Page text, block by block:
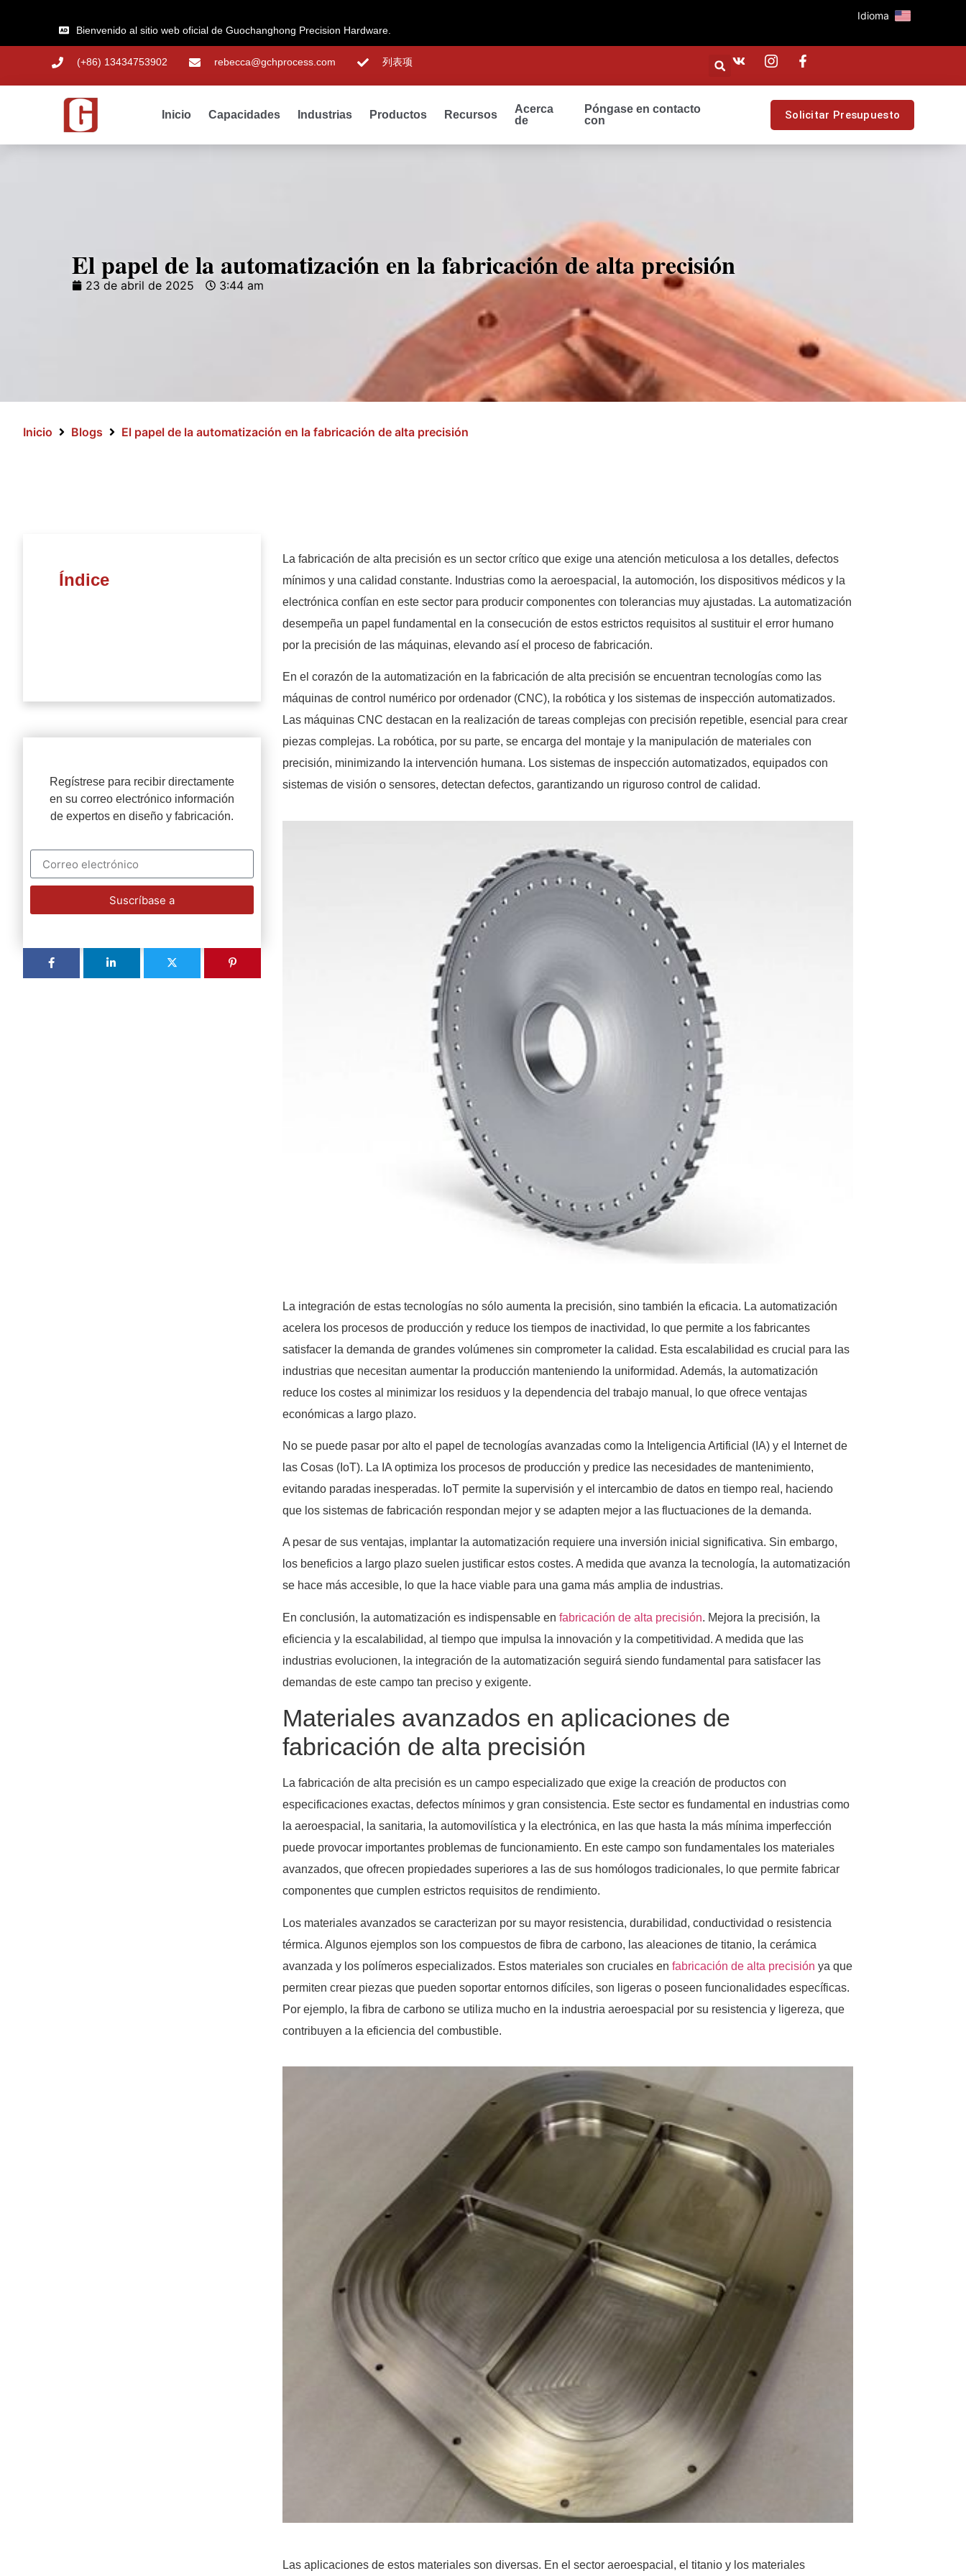
Bienvenido al sitio web oficial de Guochanghong Precision Hardware.
Idioma
(+86) 13434753902 rebecca@gchprocess.com 列表项
Inicio Capacidades Industrias Productos Recursos
Acerca
de
Póngase en contacto
con
Solicitar Presupuesto
El papel de la automatización en la fabricación de alta precisión
23 de abril de 2025 3:44 am
Inicio Blogs El papel de la automatización en la fabricación de alta precisión
Índice
Regístrese para recibir directamente
en su correo electrónico información
de expertos en diseño y fabricación.
Suscríbase a
La fabricación de alta precisión es un sector crítico que exige una atención meticulosa a los detalles, defectos
mínimos y una calidad constante. Industrias como la aeroespacial, la automoción, los dispositivos médicos y la
electrónica confían en este sector para producir componentes con tolerancias muy ajustadas. La automatización
desempeña un papel fundamental en la consecución de estos estrictos requisitos al sustituir el error humano
por la precisión de las máquinas, elevando así el proceso de fabricación.
En el corazón de la automatización en la fabricación de alta precisión se encuentran tecnologías como las
máquinas de control numérico por ordenador (CNC), la robótica y los sistemas de inspección automatizados.
Las máquinas CNC destacan en la realización de tareas complejas con precisión repetible, esencial para crear
piezas complejas. La robótica, por su parte, se encarga del montaje y la manipulación de materiales con
precisión, minimizando la intervención humana. Los sistemas de inspección automatizados, equipados con
sistemas de visión o sensores, detectan defectos, garantizando un riguroso control de calidad.
La integración de estas tecnologías no sólo aumenta la precisión, sino también la eficacia. La automatización
acelera los procesos de producción y reduce los tiempos de inactividad, lo que permite a los fabricantes
satisfacer la demanda de grandes volúmenes sin comprometer la calidad. Esta escalabilidad es crucial para las
industrias que necesitan aumentar la producción manteniendo la uniformidad. Además, la automatización
reduce los costes al minimizar los residuos y la dependencia del trabajo manual, lo que ofrece ventajas
económicas a largo plazo.
No se puede pasar por alto el papel de tecnologías avanzadas como la Inteligencia Artificial (IA) y el Internet de
las Cosas (IoT). La IA optimiza los procesos de producción y predice las necesidades de mantenimiento,
evitando paradas inesperadas. IoT permite la supervisión y el intercambio de datos en tiempo real, haciendo
que los sistemas de fabricación respondan mejor y se adapten mejor a las fluctuaciones de la demanda.
A pesar de sus ventajas, implantar la automatización requiere una inversión inicial significativa. Sin embargo,
los beneficios a largo plazo suelen justificar estos costes. A medida que avanza la tecnología, la automatización
se hace más accesible, lo que la hace viable para una gama más amplia de industrias.
En conclusión, la automatización es indispensable enfabricación de alta precisión. Mejora la precisión, la
eficiencia y la escalabilidad, al tiempo que impulsa la innovación y la competitividad. A medida que las
industrias evolucionen, la integración de la automatización seguirá siendo fundamental para satisfacer las
demandas de este campo tan preciso y exigente.
Materiales avanzados en aplicaciones de
fabricación de alta precisión
La fabricación de alta precisión es un campo especializado que exige la creación de productos con
especificaciones exactas, defectos mínimos y gran consistencia. Este sector es fundamental en industrias como
la aeroespacial, la sanitaria, la automovilística y la electrónica, en las que hasta la más mínima imperfección
puede provocar importantes problemas de funcionamiento. En este campo son fundamentales los materiales
avanzados, que ofrecen propiedades superiores a las de sus homólogos tradicionales, lo que permite fabricar
componentes que cumplen estrictos requisitos de rendimiento.
Los materiales avanzados se caracterizan por su mayor resistencia, durabilidad, conductividad o resistencia
térmica. Algunos ejemplos son los compuestos de fibra de carbono, las aleaciones de titanio, la cerámica
avanzada y los polímeros especializados. Estos materiales son cruciales enfabricación de alta precisión ya que
permiten crear piezas que pueden soportar entornos difíciles, son ligeras o poseen funcionalidades específicas.
Por ejemplo, la fibra de carbono se utiliza mucho en la industria aeroespacial por su resistencia y ligereza, que
contribuyen a la eficiencia del combustible.
Las aplicaciones de estos materiales son diversas. En el sector aeroespacial, el titanio y los materiales